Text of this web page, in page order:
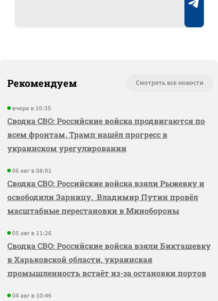
Рекомендуем Смотреть все новости
вчера в 10:35
Сводка СВО: Российские войска продвигаются по
всем фронтам, Трамп нашёл прогресс в
украинском урегулировании
06 авг в 08:01
Сводка СВО: Российские войска взяли Рыжевку и
освободили Зарницу, Владимир Путин провёл
масштабные перестановки в Минобороны
05 авг в 11:26
Сводка СВО: Российские войска взяли Бикташевку
в Харьковской области, украинская
промышленность встаёт из-за остановки портов
04 авг в 10:46